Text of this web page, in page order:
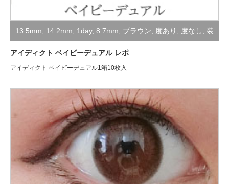
13.5mm 14.2mm 1day, 8.7mm ブラウン 度あり 度なし 装
着レポ
アイディクト ベイビーデュアル レポ
アイディクト ベイビーデュアル1箱10枚入